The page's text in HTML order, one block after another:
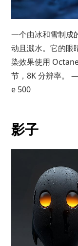
一个由冰和雪制成
动且溅水。它的眼
染效果使用
节，8K 分辨率。
e 500
影子